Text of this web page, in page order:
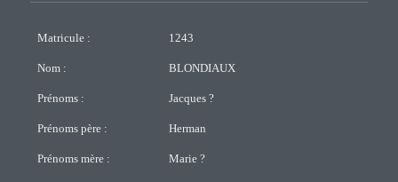
Matricule : 1243
Nom : BLONDIAUX
Prénoms : Jacques ?
Prénoms père : Herman
Prénoms mère : Marie ?